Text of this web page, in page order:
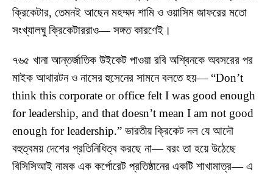
ক্রিকেটার, তেমনই আছেন মহম্মদ শামি ও ওয়াসিম জাফরের মতো
সংখ্যালঘু ক্রিকেটাররাও— সঙ্গত কারণেই।
৭৬৫ খানা আন্তর্জাতিক উইকেট পাওয়া রবি অশ্বিনকে অবসরের পর
মাইক আথারটন ও নাসের হুসেনের সামনে বলতে হয়— “Don’t
think this corporate or office felt I was good enough
for leadership, and that doesn’t mean I am not good
enough for leadership.” ভারতীয় ক্রিকেট দল যে আদৌ
বহুত্বময় দেশের প্রতিনিধিত্ব করছে না— বরং তা হয়ে উঠেছে
বিসিসিআই নামক এক কর্পোরেট প্রতিষ্ঠানের একটি শাখামাত্র— এ